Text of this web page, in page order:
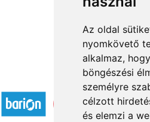
Az oldal
nyomkövető
alkalmaz,
böngészési
személyre
célzott
és elemzi a
1 2
Elfogadott